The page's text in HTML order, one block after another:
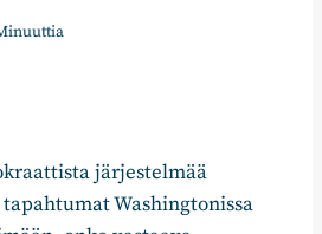
järjestelmää
Washingtonissa